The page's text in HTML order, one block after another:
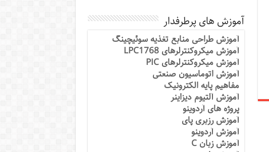
آموزش های پرطرفدار
آموزش طراحی منابع تغذیه سوئیچینگ
آموزش میکروکنترلرهای LPC1768
آموزش میکروکنترلرهای PIC
آموزش اتوماسیون صنعتی
مفاهیم پایه الکترونیک
آموزش آلتیوم دیزاینر
پروژه های آردوینو
آموزش رزبری پای
آموزش آردوینو
آموزش زبان C